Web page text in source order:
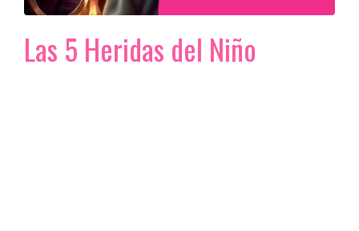
Las 5 Heridas del Niño